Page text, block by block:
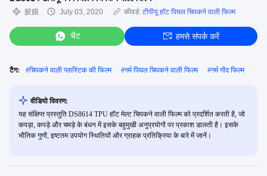
胶膜 July 03, 2020 कीवर्ड: टीपीयू हॉट पिघल चिपकने वाली फिल्म
चैट हमसे संपर्क करें
टैग: #चिपकने वाली प्लास्टिक की फिल्म #गर्म पिघल चिपकने वाली फिल्म #गर्म गोंद फिल्म
वीडियो विवरण:
यह संक्षिप्त प्रस्तुति DS8614 TPU हॉट मेल्ट चिपकने वाली फिल्म को प्रदर्शित करती है, जो
कपड़ा, कपड़े और चमड़े के बंधन में इसके बहुमुखी अनुप्रयोगों पर प्रकाश डालती है। इसके
भौतिक गुणों, इष्टतम उपयोग स्थितियों और ग्राहक प्रतिक्रिया के बारे में जानें।